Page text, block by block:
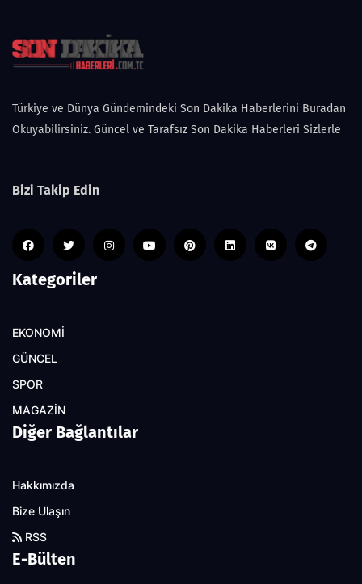
Türkiye ve Dünya Gündemindeki Son Dakika Haberlerini Buradan
Okuyabilirsiniz. Güncel ve Tarafsız Son Dakika Haberleri Sizlerle
Bizi Takip Edin
Kategoriler
EKONOMİ
GÜNCEL
SPOR
MAGAZİN
Diğer Bağlantılar
Hakkımızda
Bize Ulaşın
RSS
E-Bülten